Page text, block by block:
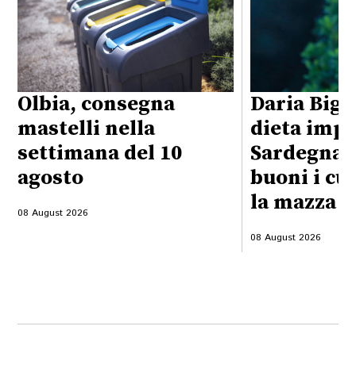
Olbia, consegna
mastelli nella
settimana del 10
agosto
08 August 2026
Daria
dieta
Sardegna:
buoni i
la mazza
08 August 2026